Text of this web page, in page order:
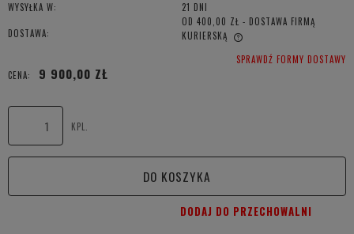
WYSYŁKA W: 21 DNI
DOSTAWA:
OD 400,00 ZŁ - DOSTAWA FIRMĄ
KURIERSKĄ
CENA NIE ZAWIERA EWENTUALNYCH KOSZTÓW PŁATNOŚCISPRAWDŹ FORMY DOSTAWY
CENA:
9 900,00 ZŁ
KPL.
DO KOSZYKA
DODAJ DO PRZECHOWALNI